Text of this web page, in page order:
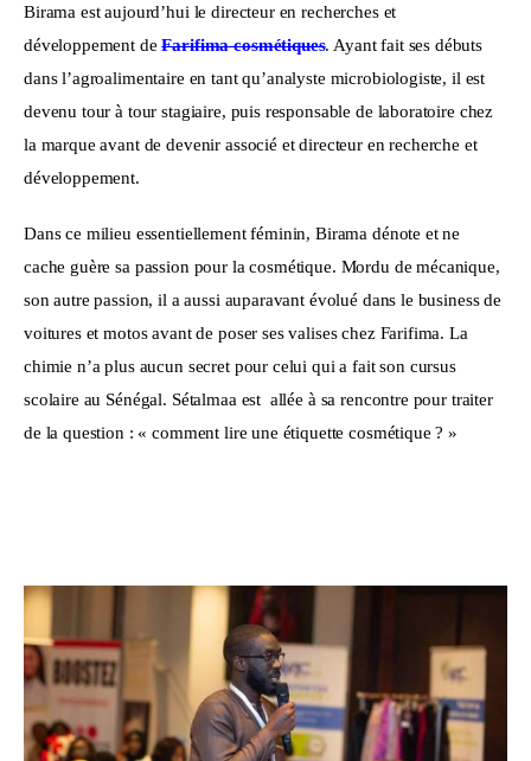
Birama est aujourd’hui le directeur en recherches et
développement de Farifima cosmétiques. Ayant fait ses débuts
dans l’agroalimentaire en tant qu’analyste microbiologiste, il est
devenu tour à tour stagiaire, puis responsable de laboratoire chez
la marque avant de devenir associé et directeur en recherche et
développement.
Dans ce milieu essentiellement féminin, Birama dénote et ne
cache guère sa passion pour la cosmétique. Mordu de mécanique,
son autre passion, il a aussi auparavant évolué dans le business de
voitures et motos avant de poser ses valises chez Farifima. La
chimie n’a plus aucun secret pour celui qui a fait son cursus
scolaire au Sénégal. Sétalmaa est  allée à sa rencontre pour traiter
de la question : « comment lire une étiquette cosmétique ? »